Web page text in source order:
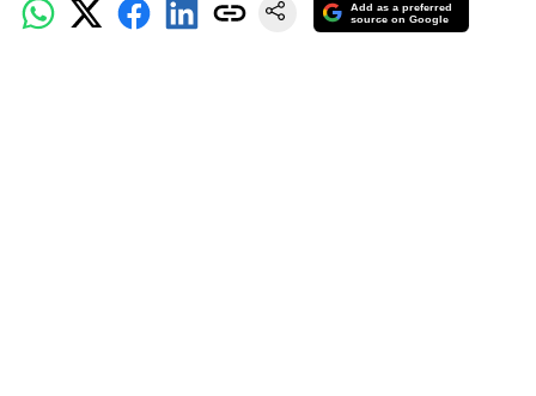
Add as a preferred
source on Google